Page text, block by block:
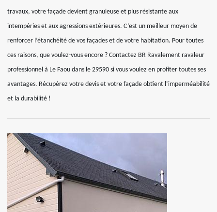
travaux, votre façade devient granuleuse et plus résistante aux
intempéries et aux agressions extérieures. C’est un meilleur moyen de
renforcer l’étanchéité de vos façades et de votre habitation. Pour toutes
ces raisons, que voulez-vous encore ? Contactez BR Ravalement ravaleur
professionnel à Le Faou dans le 29590 si vous voulez en profiter toutes ses
avantages. Récupérez votre devis et votre façade obtient l’imperméabilité
et la durabilité !